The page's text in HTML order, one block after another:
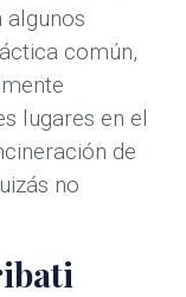
algunos
común,
lugares en el
de
no